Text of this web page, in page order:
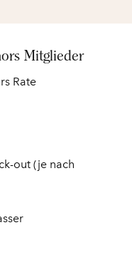
Mitglieder
Rate
out (je nach